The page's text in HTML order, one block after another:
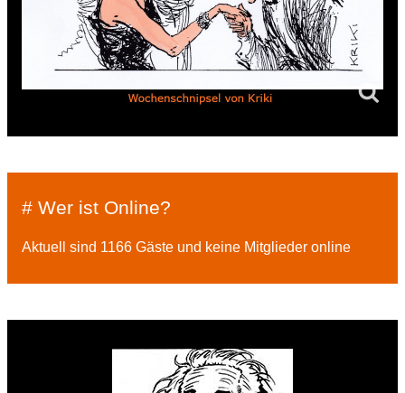
# Wer ist Online?
Aktuell sind 1166 Gäste und keine Mitglieder online